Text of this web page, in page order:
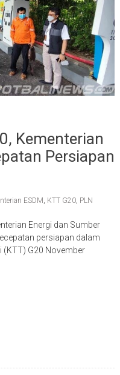
Kementerian
Persiapan
ESDM, KTT G20, PLN
Energi dan Sumber
persiapan dalam
(KTT) G20 November